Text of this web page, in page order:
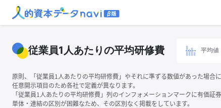
従業員1人あたりの平均研修費 平均値
原則、「従業員1人あたりの平均研修費」やそれに準ずる数値があった場合に
任意開示項目のため各社で定義が異なります。
「従業員1人あたりの平均研修費」列のインフォメーションマークに有価証
単体・連結の区別が困難なため、その区別なく掲載をしています。